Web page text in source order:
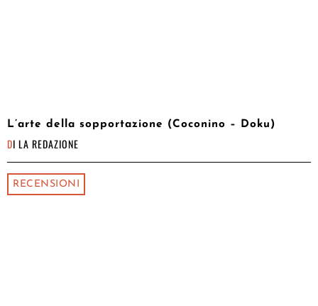
L’arte della sopportazione (Coconino – Doku)
DI LA REDAZIONE
RECENSIONI